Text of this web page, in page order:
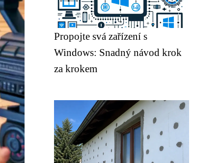
Propojte svá zařízení s
Windows: Snadný návod krok
za krokem